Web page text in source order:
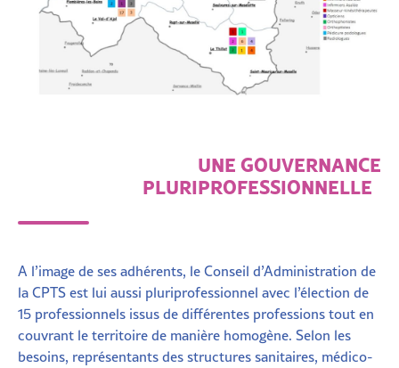
UNE GOUVERNANCE
PLURIPROFESSIONNELLE
A l’image de ses adhérents, le Conseil d’Administration de
la CPTS est lui aussi pluriprofessionnel avec l’élection de
15 professionnels issus de différentes professions tout en
couvrant le territoire de manière homogène. Selon les
besoins, représentants des structures sanitaires, médico-